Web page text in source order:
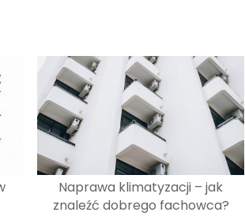
Naprawa klimatyzacji – jak
znaleźć dobrego fachowca?